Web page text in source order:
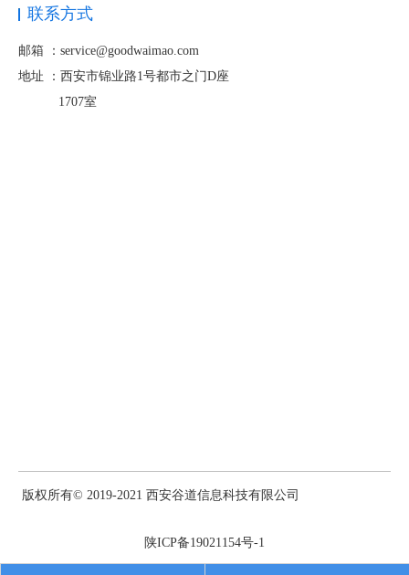
欧盟
https://ec.europa.eu/taxation_customs/dds2/taric/taric_consulta
尼日利亚
02外贸出口相关查询
联系方式
邮箱 ：service@goodwaimao.com
地址 ： 西安市锦业路1号都市之门D座
1707室
版权所有© 2019-2021 西安谷道信息科技有限公司
陕ICP备19021154号-1